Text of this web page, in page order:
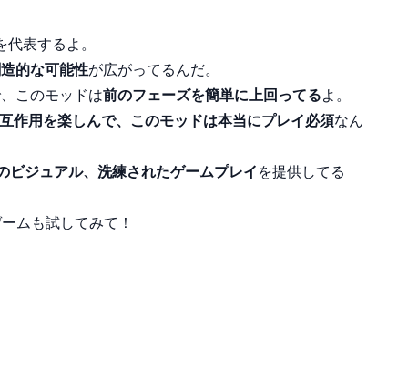
表するよ。
的な可能性が広がってるんだ。
このモッドは前のフェーズを簡単に上回ってるよ。
作用を楽しんで、 このモッドは本当にプレイ必須なん
ビジュアル、洗練されたゲームプレイを提供してる
ムも試してみて！